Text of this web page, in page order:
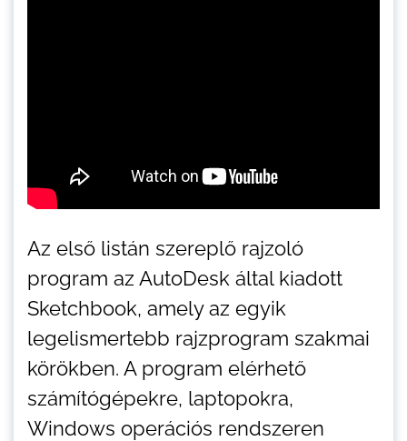
Az első listán szereplő rajzoló
program az AutoDesk által kiadott
Sketchbook, amely az egyik
legelismertebb rajzprogram szakmai
körökben. A program elérhető
számítógépekre, laptopokra,
Windows operációs rendszeren